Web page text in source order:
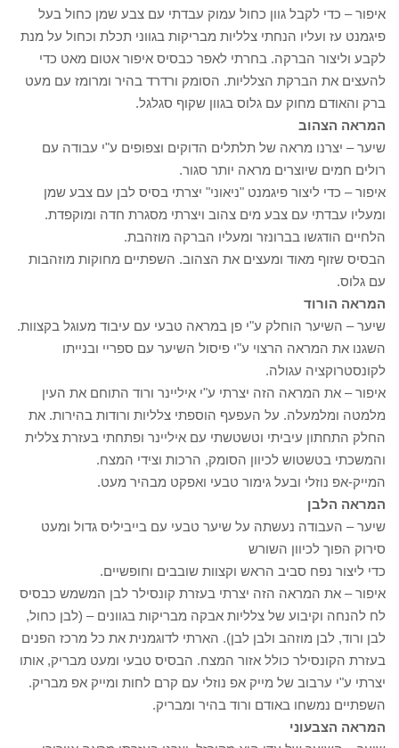
איפור – כדי לקבל גוון כחול עמוק עבדתי עם צבע שמן כחול בעל
פיגמנט עז ועליו הנחתי צלליות מבריקות בגווני תכלת וכחול על מנת
לקבע וליצור הברקה. בחרתי לאפר כבסיס איפור אטום מאט כדי
להעצים את הברקת הצלליות. הסומק ורדרד בהיר ומרומז עם מעט
ברק והאודם מחוק עם גלוס בגוון שקוף סגלגל.
המראה הצהוב
שיער – יצרנו מראה של תלתלים הדוקים וצפופים ע"י עבודה עם
רולים חמים שיוצרים מראה יותר סגור.
איפור – כדי ליצור פיגמנט "ניאוני" יצרתי בסיס לבן עם צבע שמן
ומעליו עבדתי עם צבע מים צהוב ויצרתי מסגרת חדה ומוקפדת.
הלחיים הודגשו בברונזר ומעליו הברקה מוזהבת.
הבסיס שזוף מאוד ומעצים את הצהוב. השפתיים מחוקות מוזהבות
עם גלוס.
המראה הורוד
שיער – השיער הוחלק ע"י פן במראה טבעי עם עיבוד מעוגל בקצוות.
השגנו את המראה הרצוי ע"י פיסול השיער עם ספריי ובנייתו
לקונסטרוקציה עגולה.
איפור – את המראה הזה יצרתי ע"י איליינר ורוד התוחם את העין
מלמטה ומלמעלה. על העפעף הוספתי צלליות ורודות בהירות. את
החלק התחתון עיביתי וטשטשתי עם איליינר ופתחתי בעזרת צללית
והמשכתי בטשטוש לכיוון הסומק, הרכות וצידי המצח.
המייק-אפ נוזלי ובעל גימור טבעי ואפקט מבהיר מעט.
המראה הלבן
שיער – העבודה נעשתה על שיער טבעי עם בייביליס גדול ומעט
סירוק הפוך לכיוון השורש
כדי ליצור נפח סביב הראש וקצוות שובבים וחופשיים.
איפור – את המראה הזה יצרתי בעזרת קונסילר לבן המשמש כבסיס
לח להנחה וקיבוע של צלליות אבקה מבריקות בגוונים – (לבן כחול,
לבן ורוד, לבן מוזהב ולבן לבן). הארתי לדוגמנית את כל מרכז הפנים
בעזרת הקונסילר כולל אזור המצח. הבסיס טבעי ומעט מבריק, אותו
יצרתי ע"י ערבוב של מייק אפ נוזלי עם קרם לחות ומייק אפ מבריק.
השפתיים נמשחו באודם ורוד בהיר ומבריק.
המראה הצבעוני